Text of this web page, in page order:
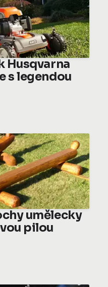
Husqvarna
s legendou
umělecky
pilou